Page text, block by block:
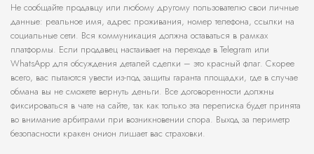
Не сообщайте продавцу или любому другому пользователю свои личные
данные: реальное имя, адрес проживания, номер телефона, ссылки на
социальные сети. Вся коммуникация должна оставаться в рамках
платформы. Если продавец настаивает на переходе в Telegram или
WhatsApp для обсуждения деталей сделки – это красный флаг. Скорее
всего, вас пытаются увести из-под защиты гаранта площадки, где в случае
обмана вы не сможете вернуть деньги. Все договоренности должны
фиксироваться в чате на сайте, так как только эта переписка будет принята
во внимание арбитрами при возникновении спора. Выход за периметр
безопасности кракен онион лишает вас страховки.